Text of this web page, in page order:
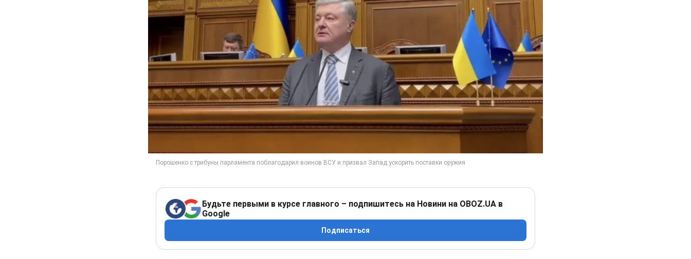
Будьте первыми в курсе главного – подпишитесь на Новини на OBOZ.UA в
Google
Подписаться